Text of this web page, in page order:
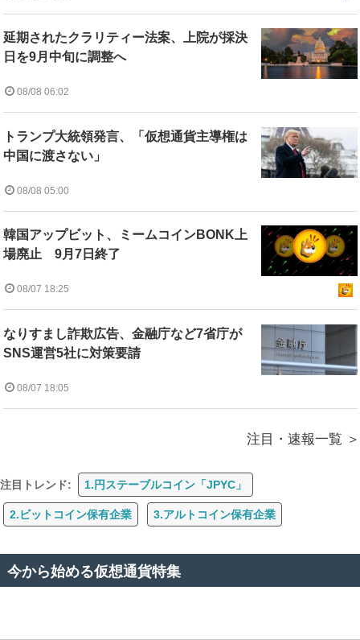
延期されたクラリティー法案、上院が採決
日を9月中旬に調整へ
08/08 06:02
トランプ大統領発言、「仮想通貨主導権は
中国に渡さない」
08/08 05:00
韓国アップビット、ミームコインBONK上
場廃止 9月7日終了
08/07 18:25
なりすまし詐欺広告、金融庁など7省庁が
SNS運営5社に対策要請
08/07 18:05
注目・速報一覧
注目トレンド: 1.円ステーブルコイン「JPYC」
2.ビットコイン保有企業 3.アルトコイン保有企業
今から始める仮想通貨特集